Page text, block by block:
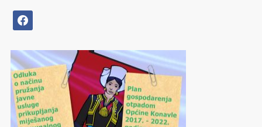
facebook